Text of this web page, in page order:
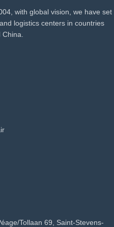
with global vision, we have set
logistics centers in countries
China.
Tollaan 69, Saint-Stevens-